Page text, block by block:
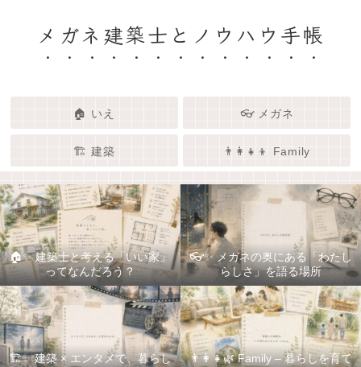
メガネ建築士とノウハウ手帳
🏠 いえ 👓 メガネ
🏗️ 建築 👨‍👩‍👧‍👦 Family
🏠✨ 建築士と考える「いい家」
ってなんだろう？
👓✨ メガネの奥にある「わたし
らしさ」を語る場所
🏗️✨ 建築 × エンタメで、暮らし
👨‍👩‍👧🌿 Family – 暮らしを育て